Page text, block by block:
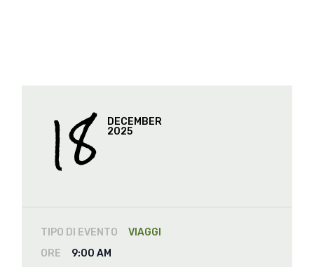
18
DECEMBER
2025
TIPO DI EVENTO
VIAGGI
ORE
9:00 AM